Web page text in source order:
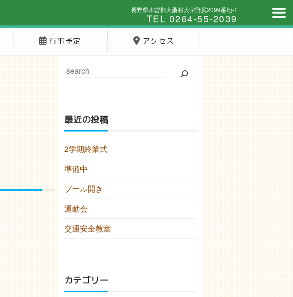
長野県木曽郡大桑村大字野尻2099番地-1
TEL 0264-55-2039
行事予定 アクセス
最近の投稿
2学期終業式
準備中
プール開き
運動会
交通安全教室
カテゴリー